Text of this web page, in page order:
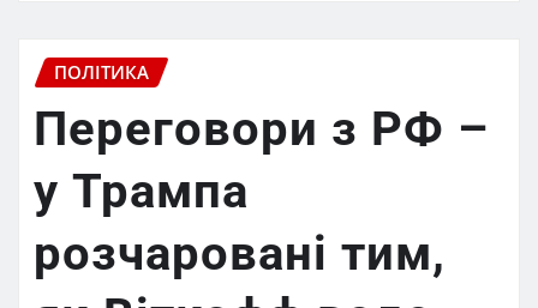
ПОЛІТИКА
Переговори з РФ –
у Трампа
розчаровані тим,